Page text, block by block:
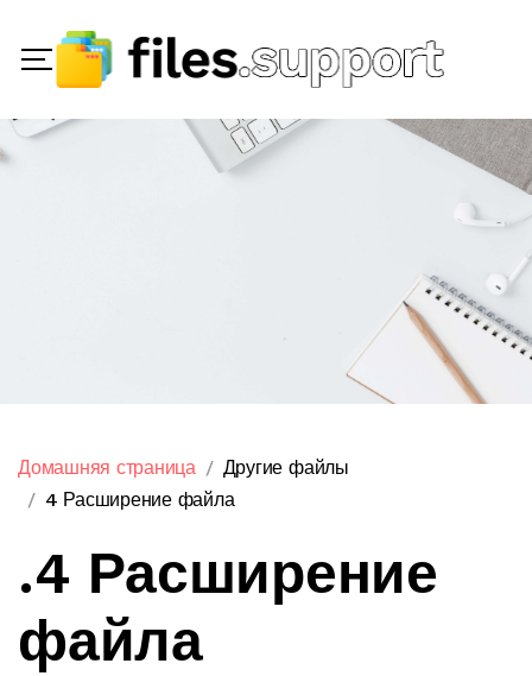
Домашняя страница
Другие файлы
4 Расширение файла
.4 Расширение
файла